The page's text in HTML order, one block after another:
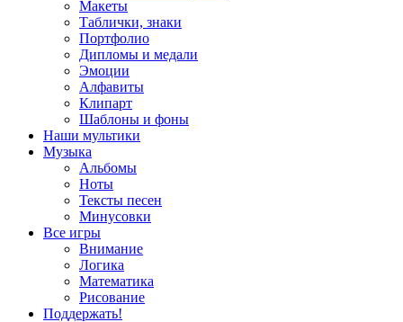
Макеты
Таблички, знаки
Портфолио
Дипломы и медали
Эмоции
Алфавиты
Клипарт
Шаблоны и фоны
Наши мультики
Музыка
Альбомы
Ноты
Тексты песен
Минусовки
Все игры
Внимание
Логика
Математика
Рисование
Поддержать!